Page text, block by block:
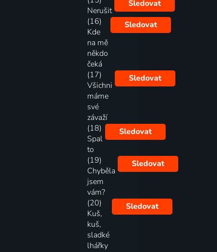
Nerušit
Sledovat
(16)
Kde
na mě
někdo
čeká
Sledovat
(17)
Všichni
máme
své
závaží
Sledovat
(18)
Spal
to
Sledovat
(19)
Chyběla
jsem
vám?
Sledovat
(20)
Kuš,
kuš,
sladké
lhářky
Sledovat